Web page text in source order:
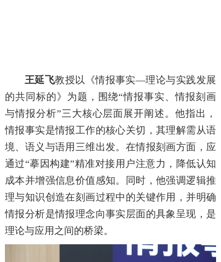
王延飞教授以《情报事实—理论与实践发展
的共同标的》为题，围绕“情报事实、情报刻画
与情报分析”三大核心层面展开阐述。他指出，
情报事实是情报工作的核心关切，其理解需从语
境、语义与语用三维出发。在情报刻画方面，应
通过“摹因构建”精准对接用户注意力，降低认知
成本并增强信息价值感知。同时，他强调逻辑推
理与知识创造在刻画过程中的关键作用，并明确
情报分析是情报理念向事实层面的具象呈现，是
理论与应用之间的桥梁。